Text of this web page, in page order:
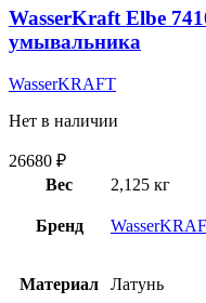
WasserKraft Elbe
умывальника
WasserKRAFT
Нет в наличии
26680 ₽
Вес
2,125 кг
Бренд
Материал Латунь